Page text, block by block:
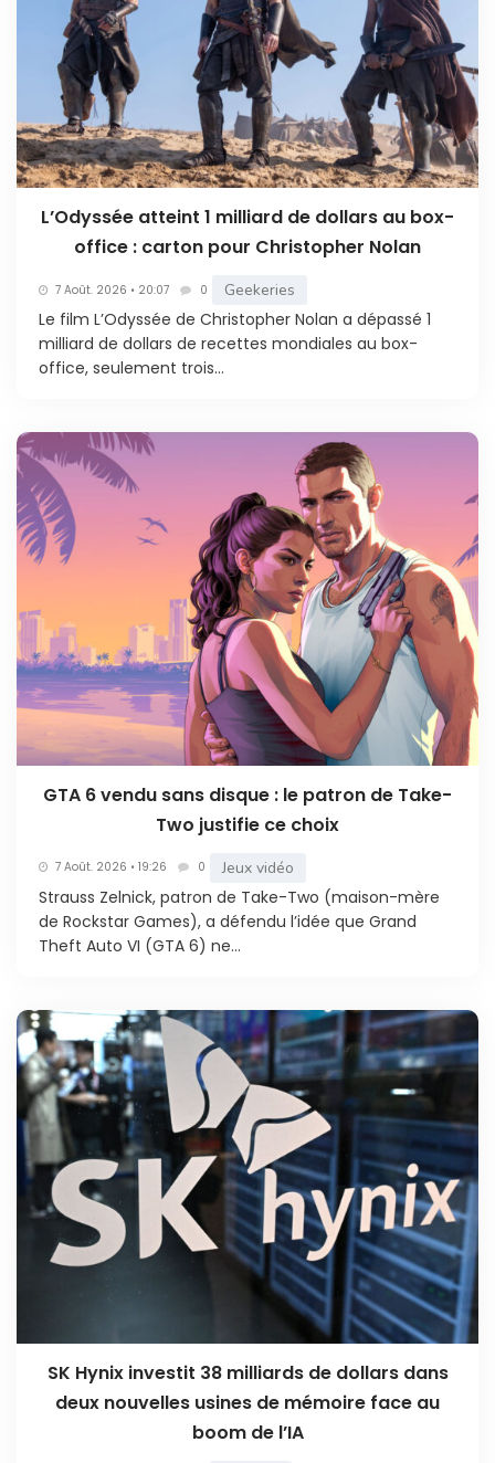
L’Odyssée atteint 1 milliard de dollars au box-
office : carton pour Christopher Nolan
7 Août. 2026 • 20:07 0 Geekeries
Le film L’Odyssée de Christopher Nolan a dépassé 1
milliard de dollars de recettes mondiales au box-
office, seulement trois...
GTA 6 vendu sans disque : le patron de Take-
Two justifie ce choix
7 Août. 2026 • 19:26 0 Jeux vidéo
Strauss Zelnick, patron de Take-Two (maison-mère
de Rockstar Games), a défendu l’idée que Grand
Theft Auto VI (GTA 6) ne...
SK Hynix investit 38 milliards de dollars dans
deux nouvelles usines de mémoire face au
boom de l’IA